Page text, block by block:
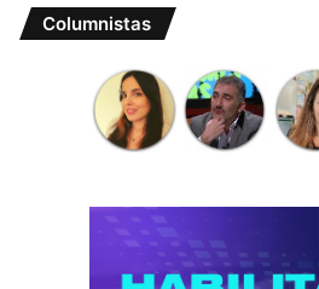
Columnistas